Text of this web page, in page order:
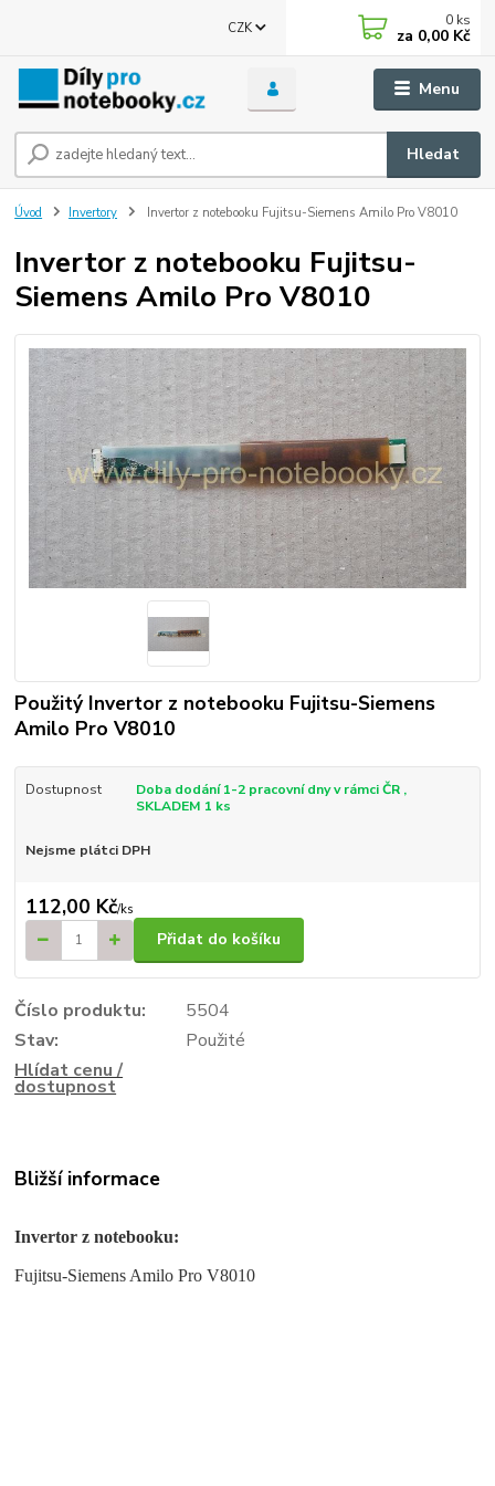
Menu
CZK
Hledat
0 ks
za 0,00 Kč
Úvod Invertory Invertor z notebooku Fujitsu-Siemens Amilo Pro V8010
Invertor z notebooku Fujitsu-
Siemens Amilo Pro V8010
Použitý Invertor z notebooku Fujitsu-Siemens
Amilo Pro V8010
Dostupnost
Doba dodání 1-2 pracovní dny v rámci ČR ,
SKLADEM 1 ks
Nejsme plátci DPH
112,00 Kč/ks
Přidat do košíku
Číslo produktu:
5504
Stav:
Použité
Hlídat cenu /
dostupnost
Bližší informace
Invertor z notebooku:
Fujitsu-Siemens Amilo Pro V8010